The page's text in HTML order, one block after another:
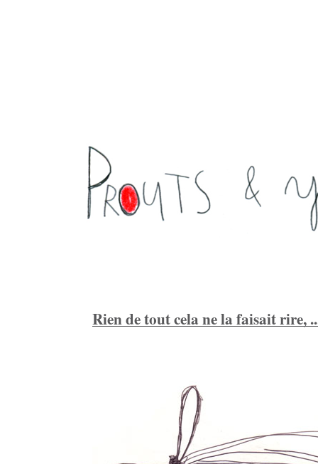
Rien de tout cela ne la faisait rire,